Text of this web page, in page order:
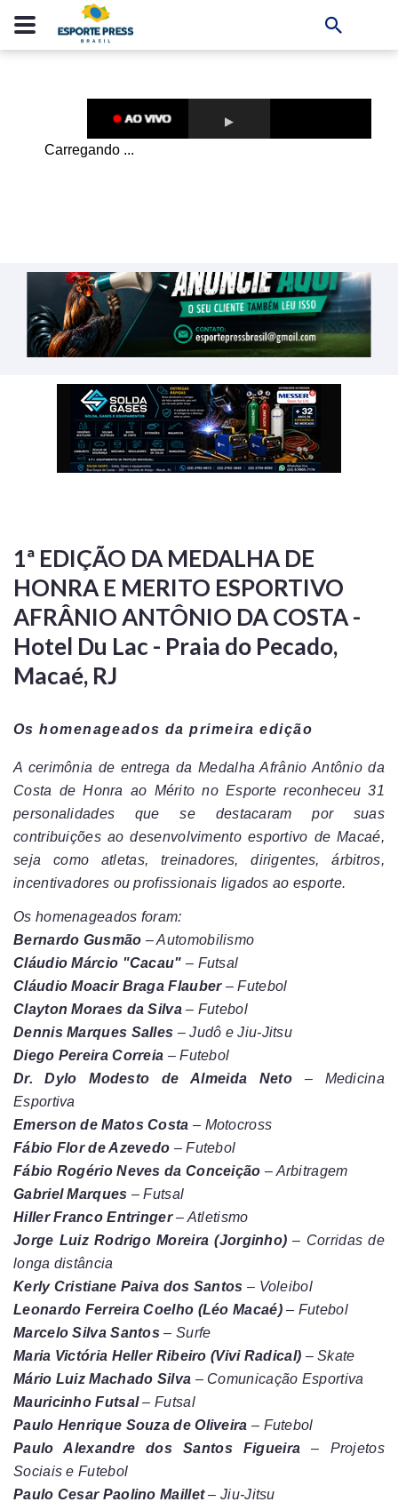
1ª EDIÇÃO DA MEDALHA DE
HONRA E MERITO ESPORTIVO
AFRÂNIO ANTÔNIO DA COSTA -
Hotel Du Lac - Praia do Pecado,
Macaé, RJ
Os homenageados da primeira edição
A cerimônia de entrega da Medalha Afrânio Antônio da
Costa de Honra ao Mérito no Esporte reconheceu 31
personalidades que se destacaram por suas
contribuições ao desenvolvimento esportivo de Macaé,
seja como atletas, treinadores, dirigentes, árbitros,
incentivadores ou profissionais ligados ao esporte.
Os homenageados foram:
Bernardo Gusmão – Automobilismo
Cláudio Márcio "Cacau" – Futsal
Cláudio Moacir Braga Flauber– Futebol
Clayton Moraes da Silva– Futebol
Dennis Marques Salles – Judô e Jiu-Jitsu
Diego Pereira Correia – Futebol
Dr. Dylo Modesto de Almeida Neto – Medicina
Esportiva
Emerson de Matos Costa – Motocross
Fábio Flor de Azevedo – Futebol
Fábio Rogério Neves da Conceição – Arbitragem
Gabriel Marques – Futsal
Hiller Franco Entringer– Atletismo
Jorge Luiz Rodrigo Moreira (Jorginho) – Corridas de
longa distância
Kerly Cristiane Paiva dos Santos – Voleibol
Leonardo Ferreira Coelho (Léo Macaé)– Futebol
Marcelo Silva Santos – Surfe
Maria Victória Heller Ribeiro (Vivi Radical) – Skate
Mário Luiz Machado Silva – Comunicação Esportiva
Mauricinho Futsal– Futsal
Paulo Henrique Souza de Oliveira – Futebol
Paulo Alexandre dos Santos Figueira – Projetos
Sociais e Futebol
Paulo Cesar Paolino Maillet– Jiu-Jitsu